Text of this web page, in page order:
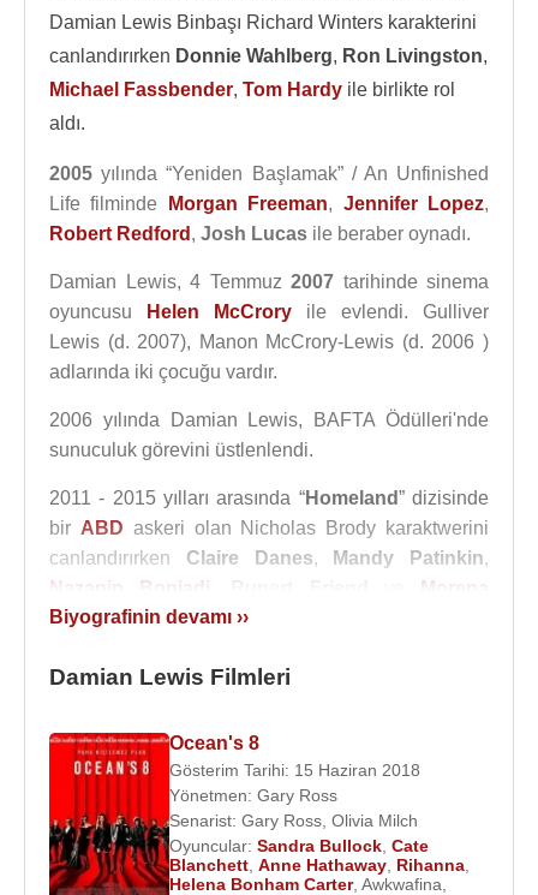
Damian Lewis Binbaşı Richard Winters karakterini
canlandırırken Donnie Wahlberg, Ron Livingston,
Michael Fassbender, Tom Hardy ile birlikte rol
aldı.
2005 yılında “Yeniden Başlamak” / An Unfinished
Life filminde
Morgan Freeman, Jennifer Lopez,
Robert Redford , Josh Lucas ile beraber oynadı.
Damian Lewis, 4 Temmuz 2007 tarihinde sinema
oyuncusu
Helen McCrory ile evlendi. Gulliver
Lewis (d. 2007), Manon McCrory-Lewis (d. 2006 )
adlarında iki çocuğu vardır.
2006 yılında Damian Lewis, BAFTA Ödülleri'nde
sunuculuk görevini üstlenlendi.
2011 - 2015 yılları arasında “Homeland” dizisinde
bir ABD askeri olan Nicholas Brody karaktwerini
canlandırırken Claire Danes, Mandy Patinkin,
Nazanin Boniadi
Morena
Baccaringibi oyuncularla beraber oynadı.
2015 yılında yönetmenliğini
Franco,Damian Lewis,
Ödülleri:
2012 - 64. Emmy Ödülleri - En İyi Erkek Oyuncu
Biyografinin devamı ››
Damian Lewis Filmleri
Ocean's 8
Gösterim Tarihi: 15 Haziran 2018
Yönetmen: Gary Ross
Senarist: Gary Ross Olivia Milch
Oyuncular: Sandra Bullock Cate
Blanchett Anne Hathaway Rihanna
Helena Bonham Carter, Awkwafina